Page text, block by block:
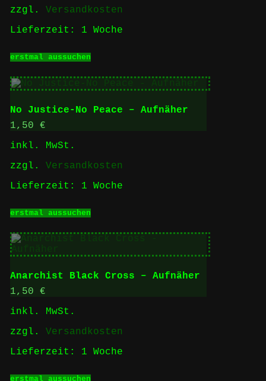
zzgl. Versandkosten
Lieferzeit: 1 Woche
erstmal aussuchenProdukt
mehrere
Varianten
Die
Produktseite
werden
No Justice-No Peace – Aufnäher
1,50 €
inkl. MwSt.
zzgl. Versandkosten
Lieferzeit: 1 Woche
erstmal aussuchenProdukt
mehrere
auf.
Die
Optionen
gewählt
Anarchist Black Cross – Aufnäher
1,50 €
inkl. MwSt.
zzgl. Versandkosten
Lieferzeit: 1 Woche
erstmal aussuchen